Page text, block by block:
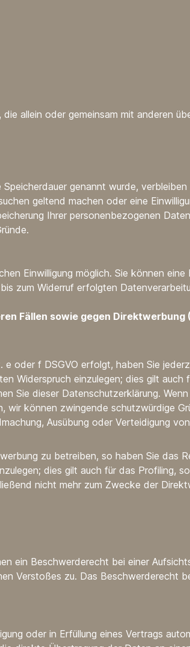
allein oder gemeinsam mit anderen
genannt wurde,
geltend machen oder eine
Ihrer personenbezogenen
Einwilligung möglich. Sie können
zum Widerruf erfolgten
Fällen sowie gegen Direktwerbung
oder f DSGVO erfolgt, haben Sie
Widerspruch einzulegen; dies gilt
Sie dieser Datenschutzerklärung.
können zwingende schutzwürdige
Ausübung oder Verteidigung
zu betreiben, so haben Sie das
dies gilt auch für das Profiling,
nicht mehr zum Zwecke der
ein Beschwerderecht bei einer
Verstoßes zu. Das Beschwerderecht
oder in Erfüllung eines Vertrags